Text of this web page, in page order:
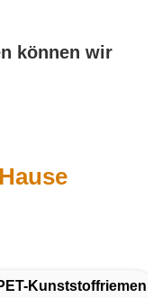
können wir
Kunststoffriemen